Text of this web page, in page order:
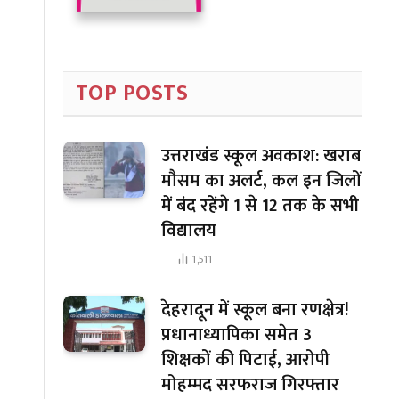
TOP POSTS
उत्तराखंड स्कूल अवकाश: खराब
मौसम का अलर्ट, कल इन जिलों
में बंद रहेंगे 1 से 12 तक के सभी
विद्यालय
1,511
देहरादून में स्कूल बना रणक्षेत्र!
प्रधानाध्यापिका समेत 3
शिक्षकों की पिटाई, आरोपी
मोहम्मद सरफराज गिरफ्तार